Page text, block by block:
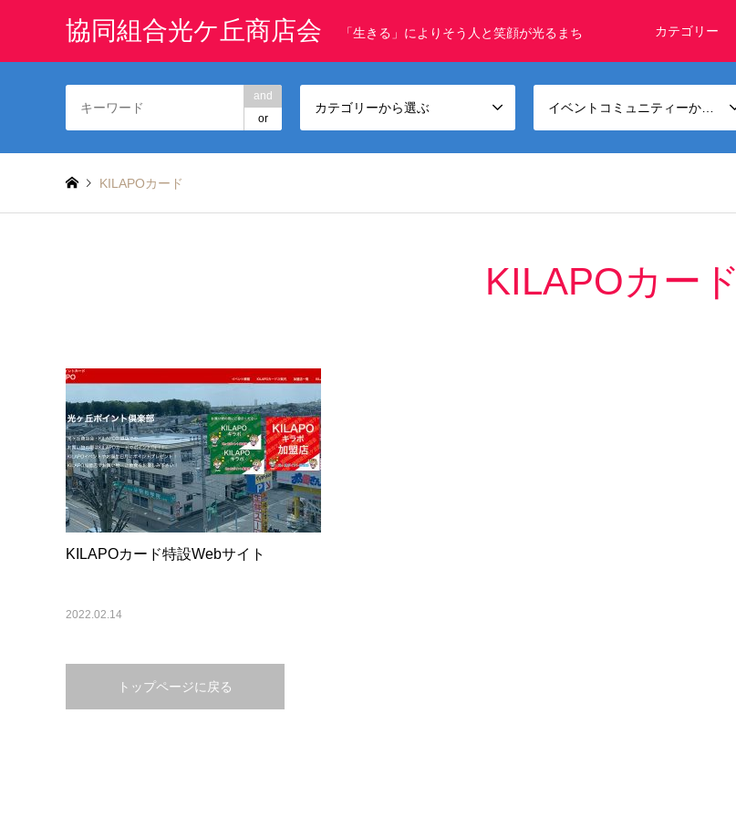
協同組合光ケ丘商店会 「生きる」によりそう人と笑顔が光るまち カテゴリー
and
or
カテゴリーから選ぶ
KILAPOカード
KILAPOカード
KILAPOカード特設Webサイト
2022.02.14
トップページに戻る